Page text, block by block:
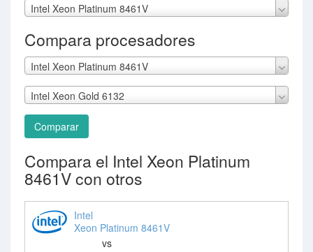
Intel Xeon Platinum 8461V
Compara procesadores
Intel Xeon Platinum 8461V
Intel Xeon Gold 6132
Comparar
Compara el Intel Xeon Platinum
8461V con otros
Intel
Xeon Platinum 8461V
vs